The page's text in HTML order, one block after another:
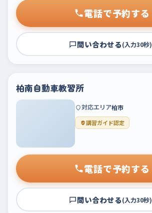
電話で予約する
問い合わせる(入力30秒)
柏南自動車教習所
対応エリア柏市
講習ガイド認定
電話で予約する
問い合わせる(入力30秒)